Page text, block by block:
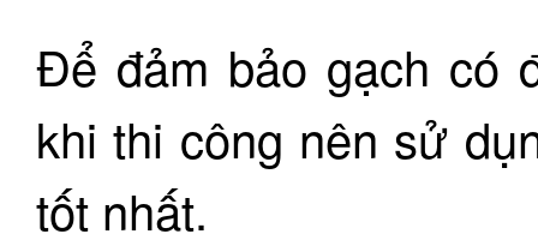
Để đảm bảo gạch có
khi thi công nên sử
tốt nhất.